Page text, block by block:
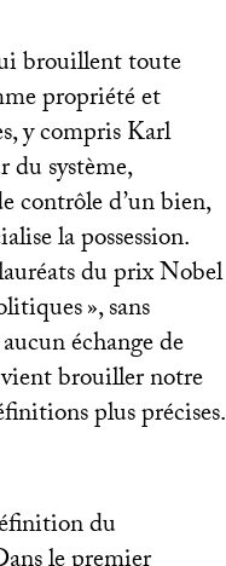
brouillent toute
propriété et
y compris Karl
système,
contrôle d’un bien,
la possession.
du prix Nobel
», sans
échange de
brouiller notre
plus précises.
du